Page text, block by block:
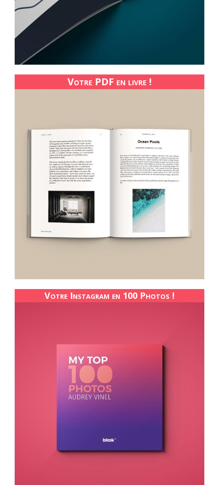
Votre PDF en livre !
Votre Instagram en 100 Photos !